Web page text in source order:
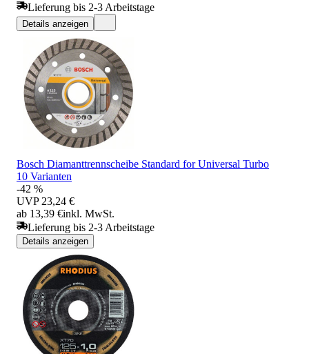
Lieferung bis 2-3 Arbeitstage
Details anzeigen
Bosch Diamanttrennscheibe Standard for Universal Turbo
10 Varianten
-42 %
UVP 23,24 €
ab 13,39 €inkl. MwSt.
Lieferung bis 2-3 Arbeitstage
Details anzeigen